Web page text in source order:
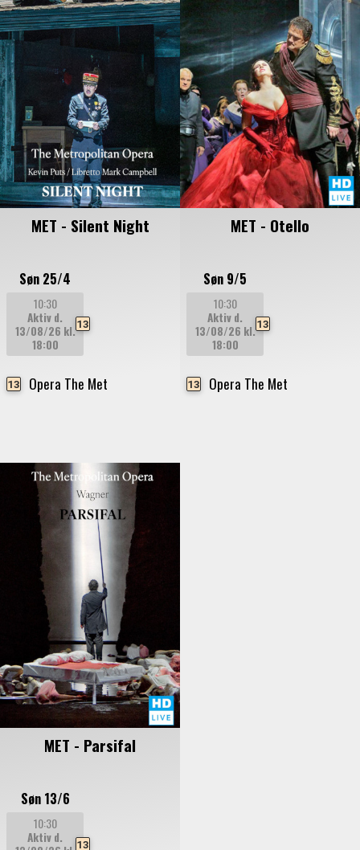
MET - Silent Night
Søn 25/4
10:30
13
Aktiv d.
13/08/26 kl.
18:00
13 Opera The Met
MET - Otello
Søn 9/5
10:30
13
Aktiv d.
13/08/26 kl.
18:00
13 Opera The Met
MET - Parsifal
Søn 13/6
10:30
13
Aktiv d.